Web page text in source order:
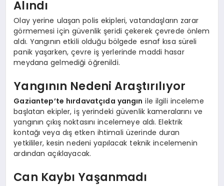
Alındı
Olay yerine ulaşan polis ekipleri, vatandaşların zarar
görmemesi için güvenlik şeridi çekerek çevrede önlem
aldı. Yangının etkili olduğu bölgede esnaf kısa süreli
panik yaşarken, çevre iş yerlerinde maddi hasar
meydana gelmediği öğrenildi.
Yangının Nedeni Araştırılıyor
Gaziantep’te hırdavatçıda yangın ile ilgili inceleme
başlatan ekipler, iş yerindeki güvenlik kameralarını ve
yangının çıkış noktasını incelemeye aldı. Elektrik
kontağı veya dış etken ihtimali üzerinde duran
yetkililer, kesin nedeni yapılacak teknik incelemenin
ardından açıklayacak.
Can Kaybı Yaşanmadı